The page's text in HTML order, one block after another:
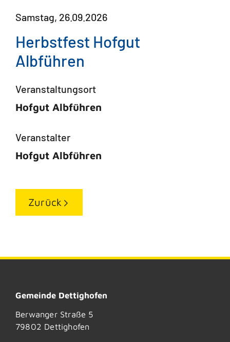
Samstag, 26.09.2026
Herbstfest Hofgut
Albführen
Veranstaltungsort
Hofgut Albführen
Veranstalter
Hofgut Albführen
Zurück
Gemeinde Dettighofen
Berwanger Straße 5
79802 Dettighofen